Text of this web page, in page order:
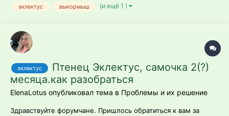
эклектус выкормыш (и ещё 1 )
эклектус
Птенец Эклектус, самочка 2(?)
месяца.как разобраться
ElenaLotus опубликовал тема в Проблемы и их решение
Здравствуйте форумчане. Пришлось обратиться к вам за